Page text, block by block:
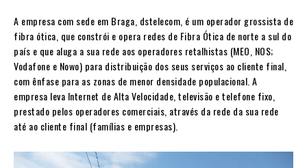
A empresa com sede em Braga, dstelecom, é um operador grossista de
fibra ótica, que constrói e opera redes de Fibra Ótica de norte a sul do
país e que aluga a sua rede aos operadores retalhistas (MEO, NOS;
Vodafone e Nowo) para distribuição dos seus serviços ao cliente final,
com ênfase para as zonas de menor densidade populacional. A
empresa leva Internet de Alta Velocidade, televisão e telefone fixo,
prestado pelos operadores comerciais, através da rede da sua rede
até ao cliente final (famílias e empresas).